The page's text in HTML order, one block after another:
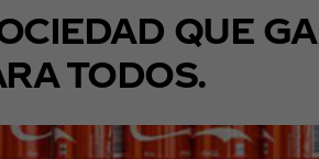
QUE
TODOS.